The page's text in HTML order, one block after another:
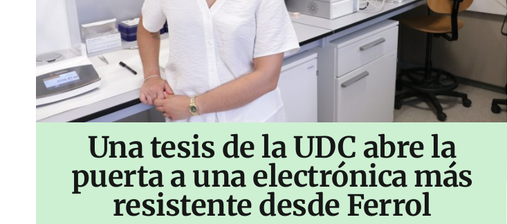
Una tesis de la UDC abre la
puerta a una electrónica más
resistente desde Ferrol